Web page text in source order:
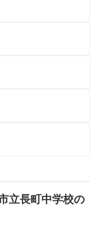
立長町中学校の